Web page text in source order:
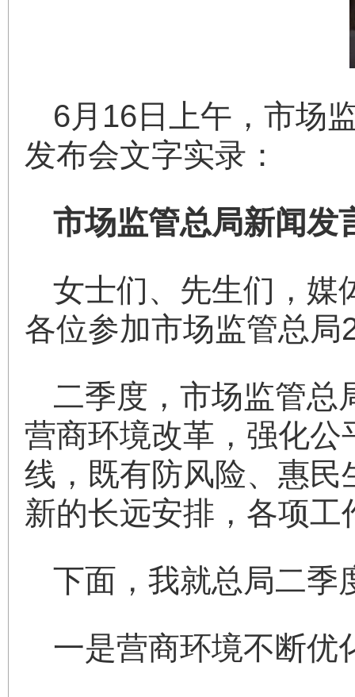
6月16日上午，市场
发布会文字实录：
市场监管总局新闻发
女士们、先生们，媒
各位参加市场监管总
二季度，市场监管总
营商环境改革，强化
线，既有防风险、惠
新的长远安排，各项
下面，我就总局二季
一是营商环境不断优